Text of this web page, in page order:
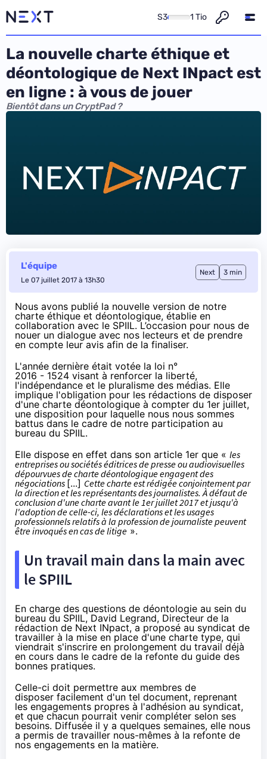
S3 1 Tio
La nouvelle charte éthique et
déontologique de Next INpact est
en ligne : à vous de jouer
Bientôt dans un CryptPad ?
L'équipe
Le 07 juillet 2017 à 13h30
Next 3 min
Nous avons publié la nouvelle version de notre
charte éthique et déontologique, établie en
collaboration avec le SPIIL. L’occasion pour nous de
nouer un dialogue avec nos lecteurs et de prendre
en compte leur avis afin de la finaliser.
L'année dernière était votée la loi n°
2016 - 1524 visant à renforcer la liberté,
l'indépendance et le pluralisme des médias. Elle
implique l'obligation pour les rédactions de disposer
d'une charte déontologique à compter du 1er juillet,
une disposition pour laquelle nous nous sommes
battus dans le cadre de notre participation au
bureau du SPIIL.
Elle dispose en effet dans son article 1er que « les
entreprises ou sociétés éditrices de presse ou audiovisuelles
dépourvues de charte déontologique engagent des
négociations [...] Cette charte est rédigée conjointement par
la direction et les représentants des journalistes. À défaut de
conclusion d'une charte avant le 1er juillet 2017 et jusqu'à
l'adoption de celle-ci, les déclarations et les usages
professionnels relatifs à la profession de journaliste peuvent
être invoqués en cas de litige ».
Un travail main dans la main avec
le SPIIL
En charge des questions de déontologie au sein du
bureau du SPIIL, David Legrand, Directeur de la
rédaction de Next INpact, a proposé au syndicat de
travailler à la mise en place d'une charte type, qui
viendrait s'inscrire en prolongement du travail déjà
en cours dans le cadre de la refonte du guide des
bonnes pratiques.
Celle-ci doit permettre aux membres de
disposer facilement d'un tel document, reprenant
les engagements propres à l'adhésion au syndicat,
et que chacun pourrait venir compléter selon ses
besoins. Diffusée il y a quelques semaines, elle nous
a permis de travailler nous-mêmes à la refonte de
nos engagements en la matière.